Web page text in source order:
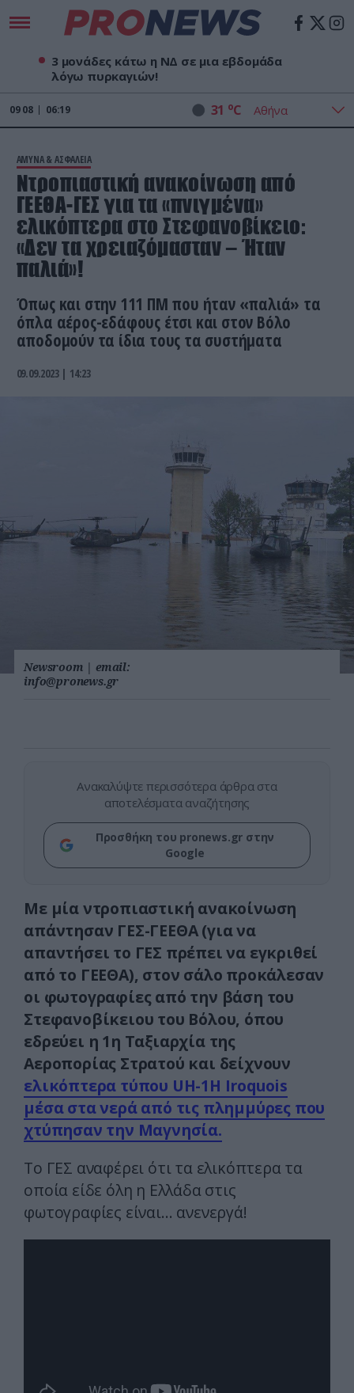
3 μονάδες κάτω η ΝΔ σε μια εβδομάδα
λόγω πυρκαγιών!
09 08 06:19 31 oC
ΑΜΥΝΑ & ΑΣΦΑΛΕΙΑ
Ντροπιαστική ανακοίνωση από
ΓΕΕΘΑ-ΓΕΣ για τα «πνιγμένα»
ελικόπτερα στο Στεφανοβίκειο:
«Δεν τα χρειαζόμασταν – Ήταν
παλιά»!
Όπως και στην 111 ΠΜ που ήταν «παλιά» τα
όπλα αέρος-εδάφους έτσι και στον Βόλο
αποδομούν τα ίδια τους τα συστήματα
09.09.2023 | 14:23
Newsroom | email:
info@pronews.gr
Ανακαλύψτε περισσότερα άρθρα στα
αποτελέσματα αναζήτησης
Προσθήκη του pronews.gr στην
Google
Με μία ντροπιαστική ανακοίνωση
απάντησαν ΓΕΣ-ΓΕΕΘΑ (για να
απαντήσει το ΓΕΣ πρέπει να εγκριθεί
από το ΓΕΕΘΑ), στον σάλο προκάλεσαν
οι φωτογραφίες από την βάση του
Στεφανοβίκειου του Βόλου, όπου
εδρεύει η 1η Ταξιαρχία της
Αεροπορίας Στρατού και δείχνουν
ελικόπτερα τύπου UH-1H Iroquois
μέσα στα νερά από τις πλημμύρες που
χτύπησαν την Μαγνησία.
Το ΓΕΣ αναφέρει ότι τα ελικόπτερα τα
οποία είδε όλη η Ελλάδα στις
φωτογραφίες είναι… ανενεργά!